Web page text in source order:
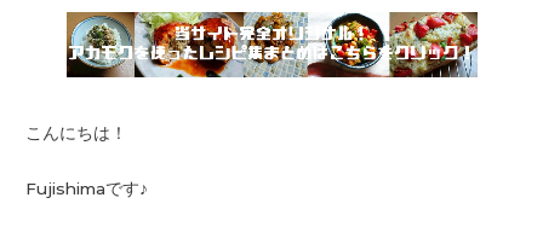
こんにちは！
Fujishimaです♪